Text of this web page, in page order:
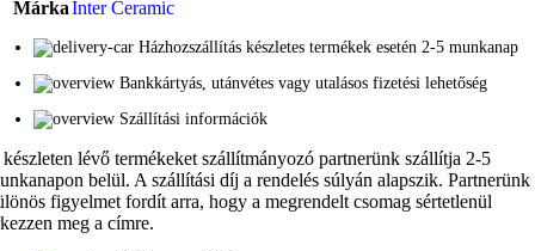
MárkaInter Ceramic
Házhozszállítás készletes termékek esetén 2-5 munkanap
Bankkártyás, utánvétes vagy utalásos fizetési lehetőség
Szállítási információk
lévő termékeket szállítmányozó partnerünk szállítja 2-5
belül. A szállítási díj a rendelés súlyán alapszik. Partnerünk
figyelmet fordít arra, hogy a megrendelt csomag sértetlenül
meg a címre.